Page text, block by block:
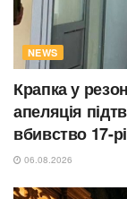
NEWS
Крапка у
апеляція
вбивство 17-
06.08.2026